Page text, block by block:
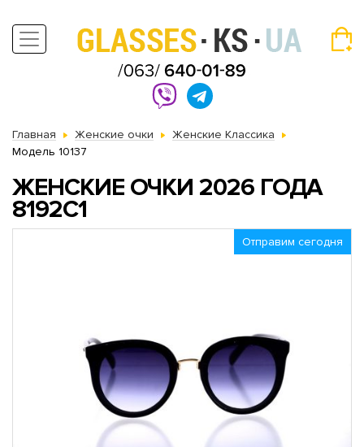
Главная Женские очки
Женские Классика
Модель 10137
ЖЕНСКИЕ ОЧКИ 2026 ГОДА
8192C1
Отправим сегодня